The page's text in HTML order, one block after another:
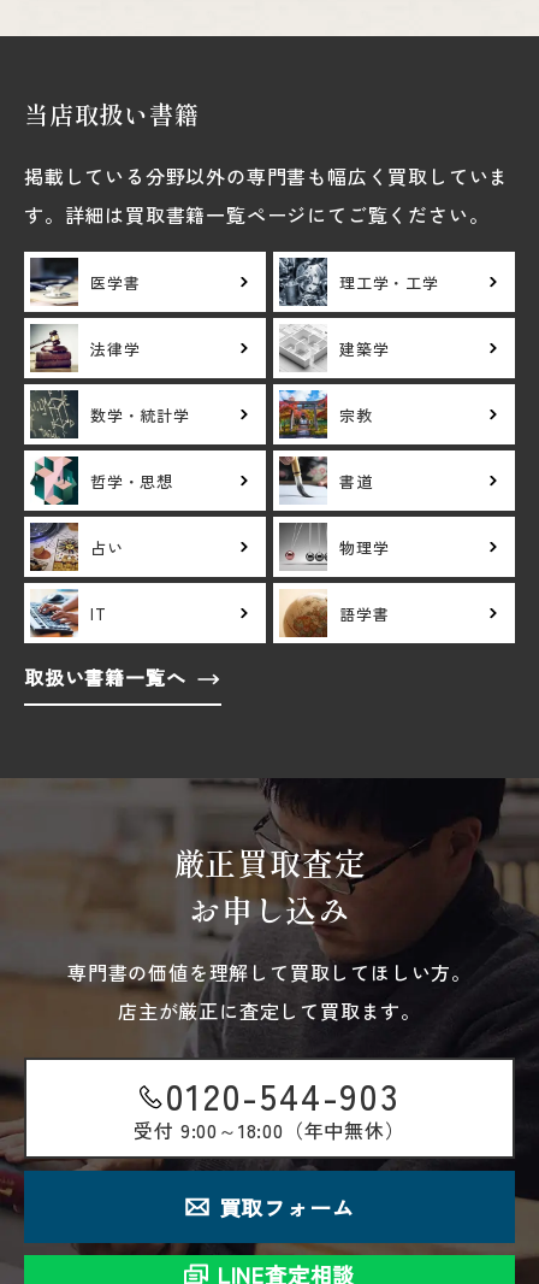
当店取扱い書籍
掲載している分野以外の専門書も幅広く買取していま
す。詳細は買取書籍一覧ページにてご覧ください。
医学書 理工学・工学
法律学 建築学
数学・統計学 宗教
哲学・思想 書道
占い 物理学
IT 語学書
取扱い書籍一覧へ
厳正買取査定
お申し込み
専門書の価値を理解して買取してほしい方。
店主が厳正に査定して買取ます。
0120-544-903
受付 9:00～18:00（年中無休）
買取フォーム
LINE査定相談